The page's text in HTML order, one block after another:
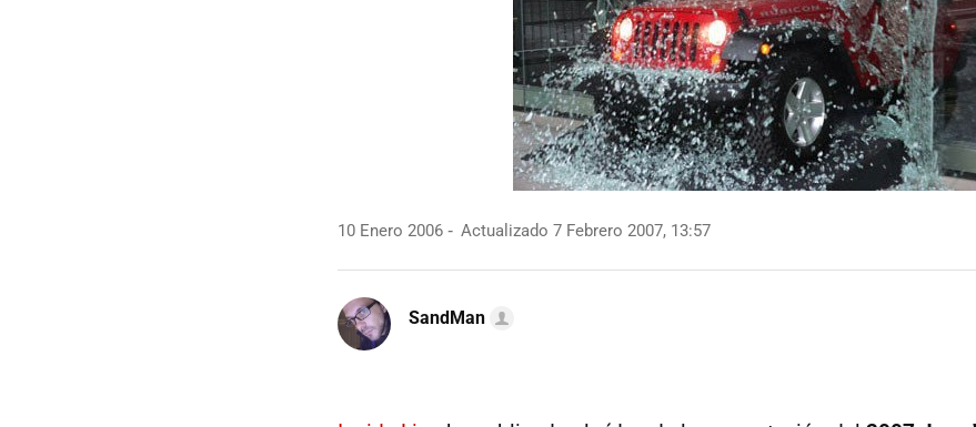
10 Enero 2006 Actualizado 7 Febrero 2007, 13:57
SandMan